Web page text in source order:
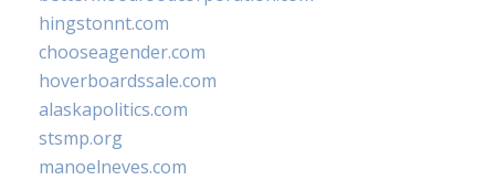
hingstonnt.com
chooseagender.com
hoverboardssale.com
alaskapolitics.com
stsmp.org
manoelneves.com